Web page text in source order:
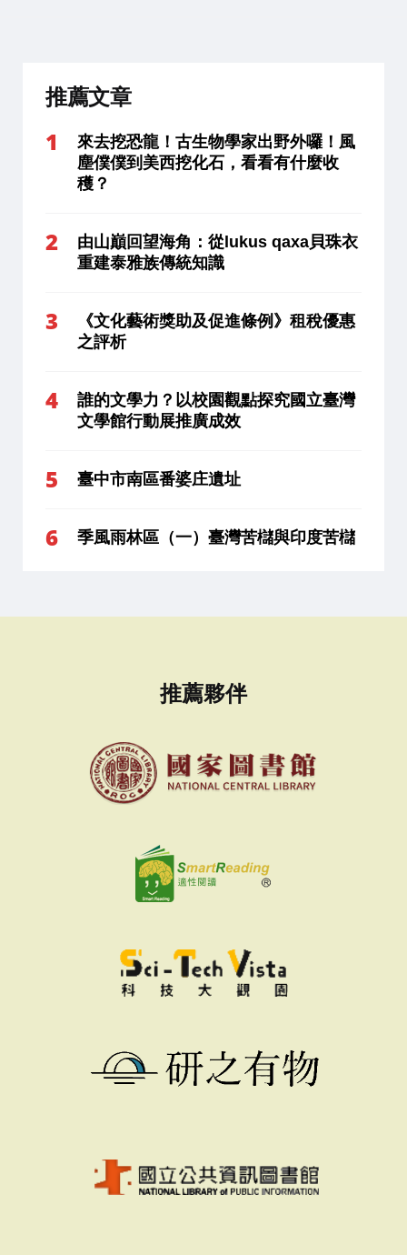
推薦文章
來去挖恐龍！古生物學家出野外囉！風
塵僕僕到美西挖化石，看看有什麼收
穫？
由山巔回望海角：從lukus qaxa貝珠衣
重建泰雅族傳統知識
《文化藝術獎助及促進條例》租稅優惠
之評析
誰的文學力？以校園觀點探究國立臺灣
文學館行動展推廣成效
臺中市南區番婆庄遺址
季風雨林區（一）臺灣苦櫧與印度苦櫧
推薦夥伴